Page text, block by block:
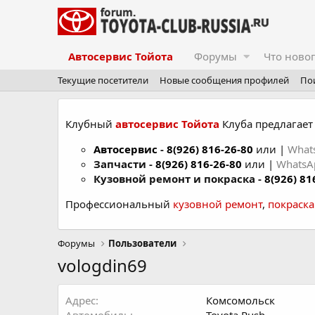
Автосервис Тойота Форумы Что
Текущие посетители Новые сообщения профилей
Клубный автосервис Тойота Клуба
Автосервис - 8(926) 816-26-80 или |
Запчасти - 8(926) 816-26-80 или |
Кузовной ремонт и покраска - 8(926)
Профессиональный кузовной ремонт,
Форумы Пользователи
vologdin69
Адрес
Комсомольск